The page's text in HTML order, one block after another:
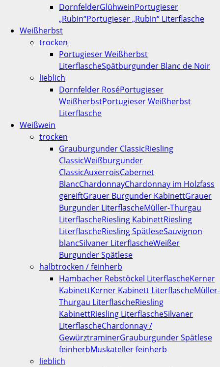
DornfelderGlühweinPortugieser
„Rubin“Portugieser „Rubin“ Literflasche
Weißherbst
trocken
Portugieser Weißherbst
LiterflascheSpätburgunder Blanc de Noir
lieblich
Dornfelder RoséPortugieser
WeißherbstPortugieser Weißherbst
Literflasche
Weißwein
trocken
Grauburgunder ClassicRiesling
ClassicWeißburgunder
ClassicAuxerroisCabernet
BlancChardonnayChardonnay im Holzfass
gereiftGrauer Burgunder KabinettGrauer
Burgunder LiterflascheMüller-Thurgau
LiterflascheRiesling KabinettRiesling
LiterflascheRiesling SpätleseSauvignon
blancSilvaner LiterflascheWeißer
Burgunder Spätlese
halbtrocken / feinherb
Hambacher Rebstöckel LiterflascheKerner
KabinettKerner Kabinett LiterflascheMüller-
Thurgau LiterflascheRiesling
KabinettRiesling LiterflascheSilvaner
LiterflascheChardonnay /
GewürztraminerGrauburgunder Spätlese
feinherbMuskateller feinherb
lieblich